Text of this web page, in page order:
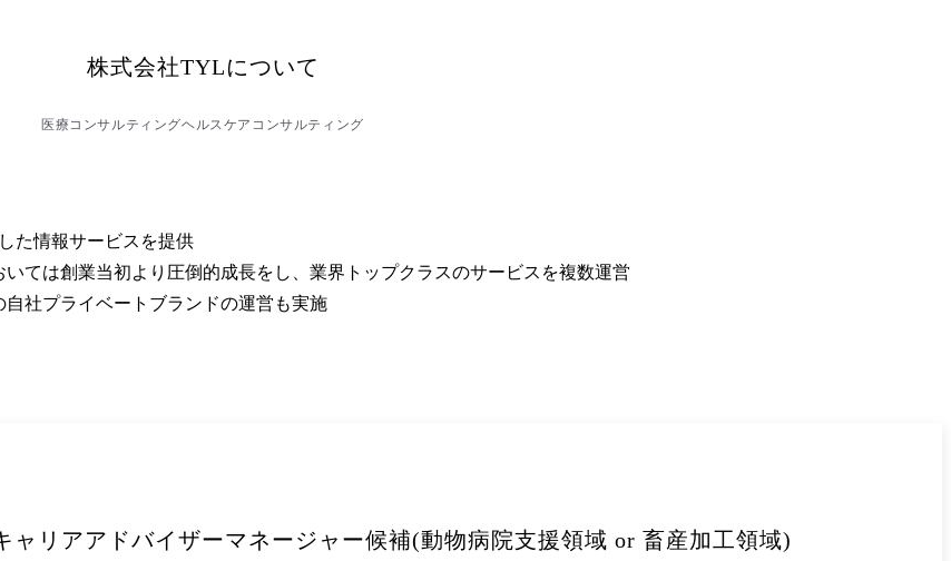
株式会社TYLについて
医療コンサルティングヘルスケアコンサルティング
た情報サービスを提供
ては創業当初より圧倒的成長をし、業界トップクラスのサービスを複数運営
社プライベートブランドの運営も実施
ャリアアドバイザーマネージャー候補(動物病院支援領域 or 畜産加工領域)